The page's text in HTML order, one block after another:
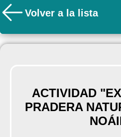
Volver a la lista
ACTIVIDAD
PRADERA